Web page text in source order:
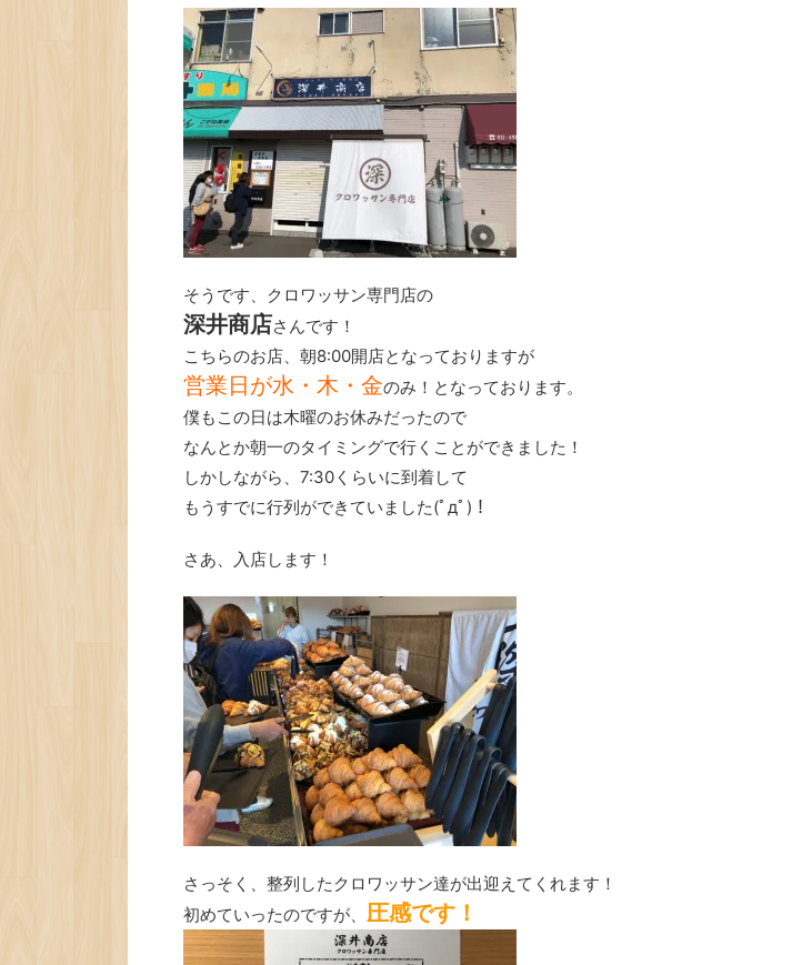
そうです、クロワッサン専門店の
深井商店さんです！
こちらのお店、朝8:00開店となっておりますが
営業日が水・木・金のみ！となっております。
僕もこの日は木曜のお休みだったので
なんとか朝一のタイミングで行くことができました！
しかしながら、7:30くらいに到着して
もうすでに行列ができていました(ﾟдﾟ)！
さあ、入店します！
さっそく、整列したクロワッサン達が出迎えてくれます！
初めていったのですが、 圧感です！